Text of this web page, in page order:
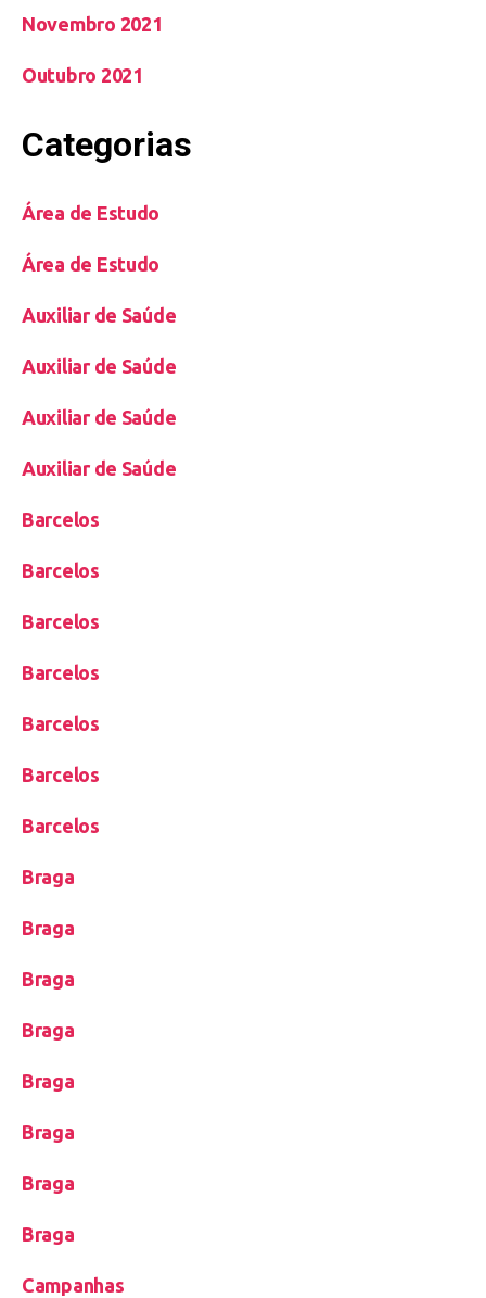
Novembro 2021
Outubro 2021
Categorias
Área de Estudo
Área de Estudo
Auxiliar de Saúde
Auxiliar de Saúde
Auxiliar de Saúde
Auxiliar de Saúde
Barcelos
Barcelos
Barcelos
Barcelos
Barcelos
Barcelos
Barcelos
Braga
Braga
Braga
Braga
Braga
Braga
Braga
Braga
Campanhas